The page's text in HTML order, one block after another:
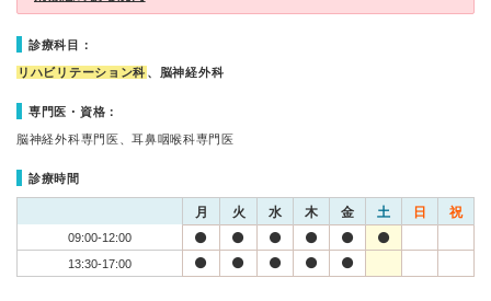
診療科目：
リハビリテーション科 、脳神経外科
専門医・資格：
脳神経外科専門医、耳鼻咽喉科専門医
診療時間
月 火 水 木 金 土 日 祝
09:00-12:00
13:30-17:00